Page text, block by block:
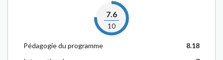
7.6
10
Pédagogie du programme
8.18